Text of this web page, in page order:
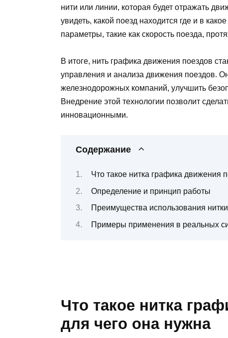
нити или линии, которая будет отражать
увидеть, какой поезд находится где и в
параметры, такие как скорость поезда,
В итоге, нить графика движения поездов
управления и анализа движения поездов.
железнодорожных компаний, улучшить
Внедрение этой технологии позволит
инновационными.
Содержание
Что такое нитка графика движения
Определение и принцип работы
Преимущества использования
Примеры применения в реальных
Что такое нитка
для чего она нужна